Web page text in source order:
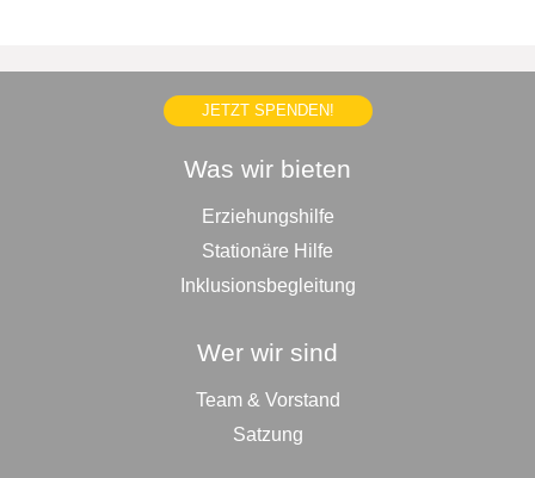
JETZT SPENDEN!
Was wir bieten
Erziehungshilfe
Stationäre Hilfe
Inklusionsbegleitung
Wer wir sind
Team & Vorstand
Satzung